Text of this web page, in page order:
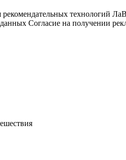
технологий
Согласие на получении